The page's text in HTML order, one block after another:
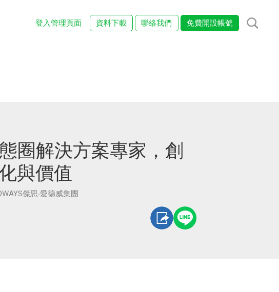
登入管理頁面 資料下載 聯絡我們 免費開設帳號
圈解決方案專家，創
與價值
傑思‧愛德威集團